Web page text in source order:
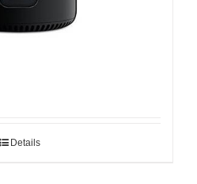
Details